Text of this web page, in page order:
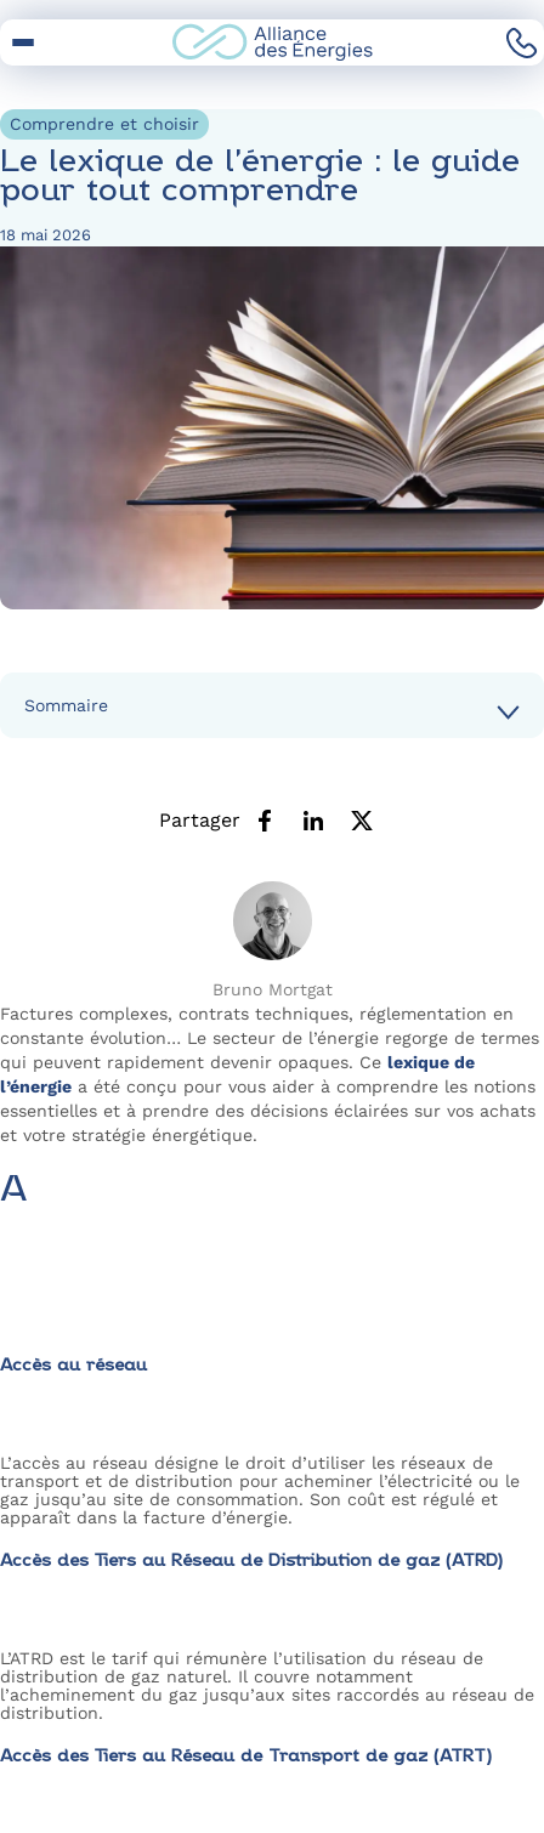
to
Comprendre et choisir
Le lexique de l’énergie : le guide
pour tout comprendre
18 mai 2026
Sommaire
Partager
Bruno Mortgat
Factures complexes, contrats techniques, réglementation en
constante évolution… Le secteur de l’énergie regorge de termes
qui peuvent rapidement devenir opaques. Ce lexique de
l’énergie a été conçu pour vous aider à comprendre les notions
essentielles et à prendre des décisions éclairées sur vos achats
et votre stratégie énergétique.
A
Accès au réseau
L’accès au réseau désigne le droit d’utiliser les réseaux de
transport et de distribution pour acheminer l’électricité ou le
gaz jusqu’au site de consommation. Son coût est régulé et
apparaît dans la facture d’énergie.
Accès des Tiers au Réseau de Distribution de gaz (ATRD)
L’ATRD est le tarif qui rémunère l’utilisation du réseau de
distribution de gaz naturel. Il couvre notamment
l’acheminement du gaz jusqu’aux sites raccordés au réseau de
distribution.
Accès des Tiers au Réseau de Transport de gaz (ATRT)